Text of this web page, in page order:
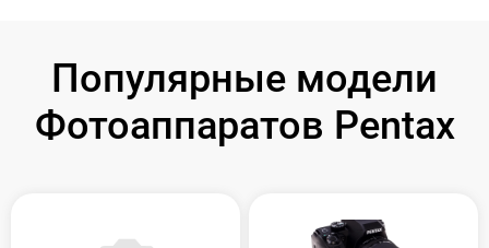
Популярные модели
Фотоаппаратов Pentax